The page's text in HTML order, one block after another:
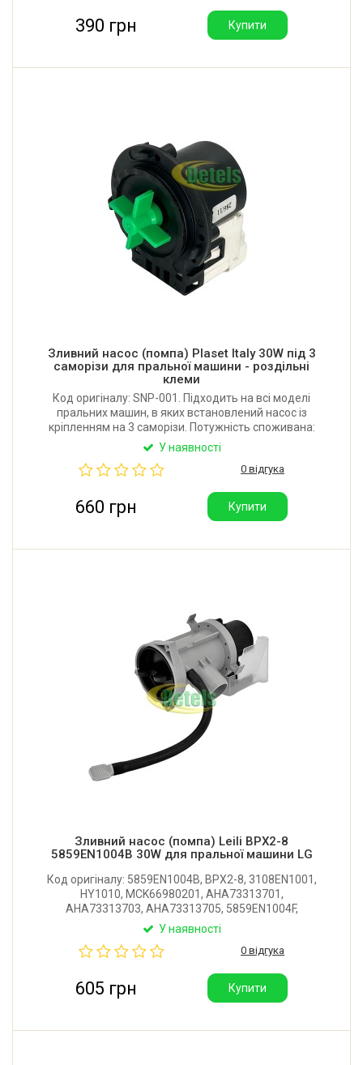
390 грн Купити
Зливний насос (помпа) Plaset Italy 30W під 3
саморізи для пральної машини - роздільні
клеми
Код оригіналу: SNP-001. Підходить на всі моделі
пральних машин, в яких встановлений насос із
кріпленням на 3 саморізи. Потужність споживана:
30W. Підключення: 2 роздільні клеми 6,3 мм.
Виробник: Plaset (Італія).
У наявності
0 відгука
660 грн Купити
Зливний насос (помпа) Leili BPX2-8
5859EN1004B 30W для пральної машини LG
Код оригіналу: 5859EN1004B, BPX2-8, 3108EN1001,
HY1010, MCK66980201, AHA73313701,
AHA73313703, AHA73313705, 5859EN1004F,
5859ER1003A. Оригінальний зливний насос у зборі з
Виробник Leili (Китай).
У наявності
0 відгука
605 грн Купити